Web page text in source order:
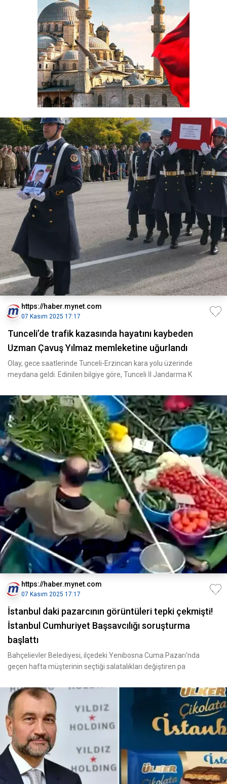
https://haber.mynet.com
07 Kasım 2025 17:17
Tunceli’de trafik kazasında hayatını kaybeden
Uzman Çavuş Yılmaz memleketine uğurlandı
Olay, gece saatlerinde Tunceli-Erzincan kara yolu üzerinde
meydana geldi. Edinilen bilgiye göre, Tunceli İl Jandarma K
https://haber.mynet.com
07 Kasım 2025 17:17
İstanbul daki pazarcının görüntüleri tepki çekmişti!
İstanbul Cumhuriyet Başsavcılığı soruşturma
başlattı
Bahçelievler Belediyesi, ilçedeki Yenibosna Cuma Pazarı'nda
geçen hafta müşterinin seçtiği salatalıkları değiştiren pa